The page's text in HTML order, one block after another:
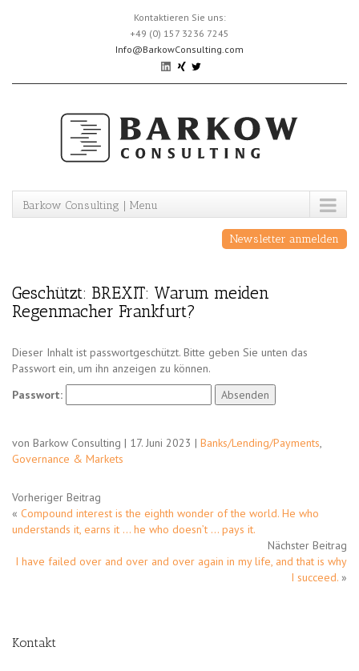
Kontaktieren Sie uns:
+49 (0) 157 3236 7245
Info@BarkowConsulting.com
Barkow Consulting | Menu
Newsletter anmelden
Geschützt: BREXIT: Warum meiden
Regenmacher Frankfurt?
Dieser Inhalt ist passwortgeschützt. Bitte geben Sie unten das
Passwort ein, um ihn anzeigen zu können.
Passwort:
von Barkow Consulting | 17. Juni 2023 | Banks/Lending/Payments,
Governance & Markets
Vorheriger Beitrag
« Compound interest is the eighth wonder of the world. He who
understands it, earns it … he who doesn’t … pays it.
Nächster Beitrag
I have failed over and over and over again in my life, and that is why
I succeed. »
Kontakt